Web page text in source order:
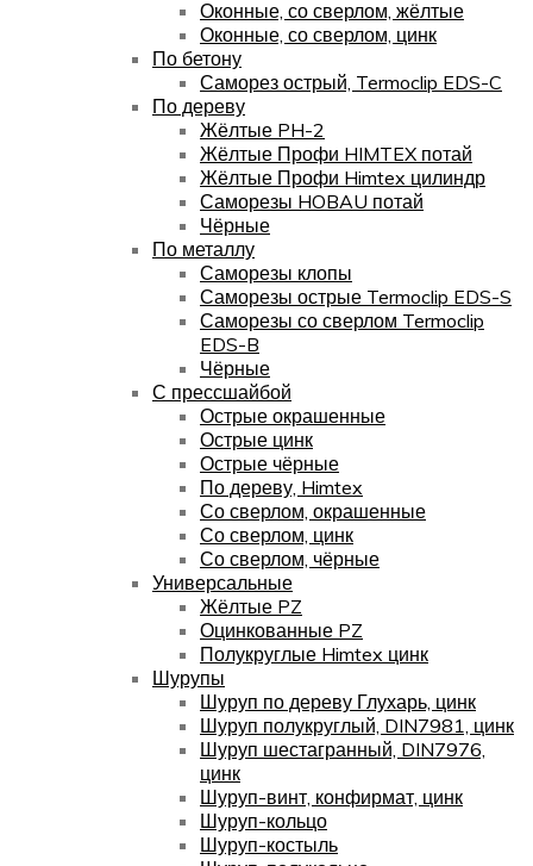
Оконные, со сверлом, жёлтые
Оконные, со сверлом, цинк
По бетону
Саморез острый, Termoclip EDS-C
По дереву
Жёлтые PH-2
Жёлтые Профи HIMTEX потай
Жёлтые Профи Himtex цилиндр
Саморезы HOBAU потай
Чёрные
По металлу
Саморезы клопы
Саморезы острые Termoclip EDS-S
Саморезы со сверлом Termoclip
EDS-B
Чёрные
С прессшайбой
Острые окрашенные
Острые цинк
Острые чёрные
По дереву, Himtex
Со сверлом, окрашенные
Со сверлом, цинк
Со сверлом, чёрные
Универсальные
Жёлтые PZ
Оцинкованные PZ
Полукруглые Himtex цинк
Шурупы
Шуруп по дереву Глухарь, цинк
Шуруп полукруглый, DIN7981, цинк
Шуруп шестагранный, DIN7976,
цинк
Шуруп-винт, конфирмат, цинк
Шуруп-кольцо
Шуруп-костыль